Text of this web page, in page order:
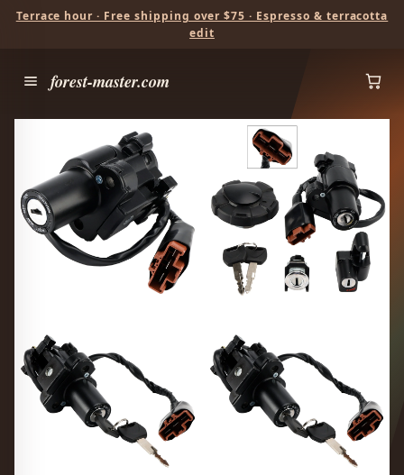
Terrace hour · Free shipping over $75 · Espresso & terracotta
edit
forest-master.com